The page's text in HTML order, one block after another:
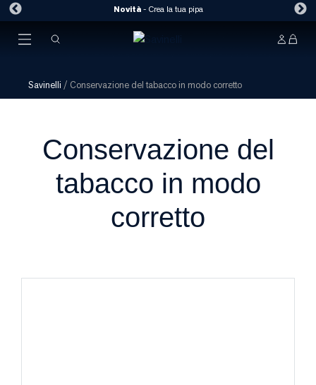
Novità- Crea la tua pipa
Savinelli / Conservazione del tabacco in modo corretto
Conservazione del
tabacco in modo
corretto